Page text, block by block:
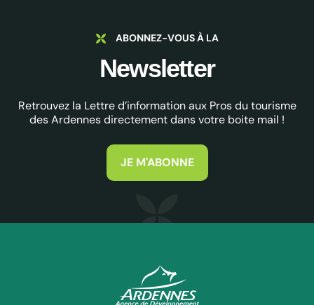
ABONNEZ-VOUS À LA
Newsletter
Retrouvez la Lettre d’information aux Pros du tourisme
des Ardennes directement dans votre boite mail !
JE M'ABONNE